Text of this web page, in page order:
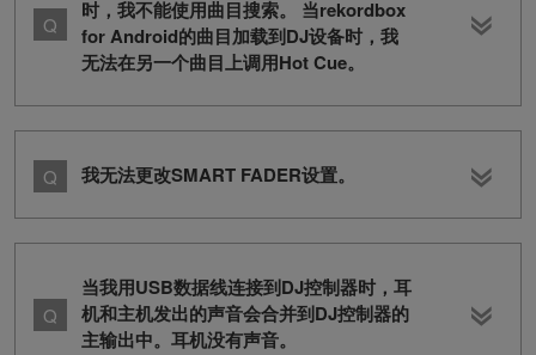
时，我不能使用曲目搜索。 当rekordbox
for Android的曲目加载到DJ设备时，我
无法在另一个曲目上调用Hot Cue。
我无法更改SMART FADER设置。
当我用USB数据线连接到DJ控制器时，耳
机和主机发出的声音会合并到DJ控制器的
主输出中。耳机没有声音。